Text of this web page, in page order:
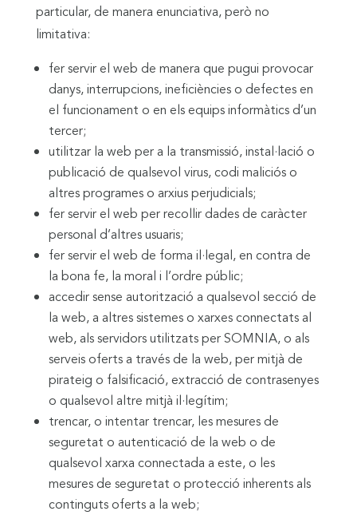
particular, de manera enunciativa, però no
limitativa:
fer servir el web de manera que pugui provocar
danys, interrupcions, ineficiències o defectes en
el funcionament o en els equips informàtics d’un
tercer;
utilitzar la web per a la transmissió, instal·lació o
publicació de qualsevol virus, codi maliciós o
altres programes o arxius perjudicials;
fer servir el web per recollir dades de caràcter
personal d’altres usuaris;
fer servir el web de forma il·legal, en contra de
la bona fe, la moral i l’ordre públic;
accedir sense autorització a qualsevol secció de
la web, a altres sistemes o xarxes connectats al
web, als servidors utilitzats per SOMNIA, o als
serveis oferts a través de la web, per mitjà de
pirateig o falsificació, extracció de contrasenyes
o qualsevol altre mitjà il·legítim;
trencar, o intentar trencar, les mesures de
seguretat o autenticació de la web o de
qualsevol xarxa connectada a este, o les
mesures de seguretat o protecció inherents als
continguts oferts a la web;